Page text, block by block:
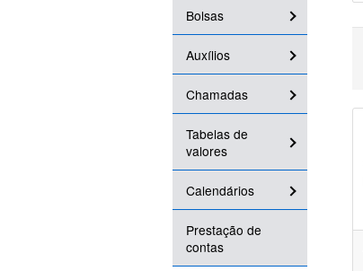
Bolsas
Auxílios
Chamadas
Tabelas de
valores
Calendários
Prestação de
contas